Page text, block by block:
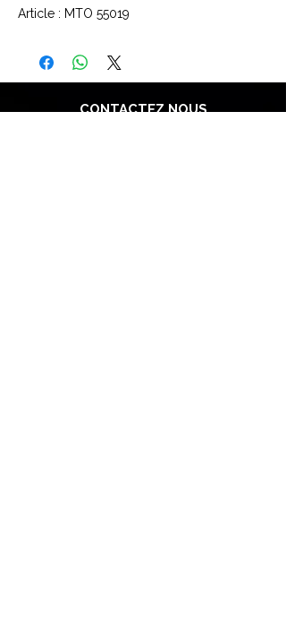
Article : MTO 55019
CONTACTEZ NOUS